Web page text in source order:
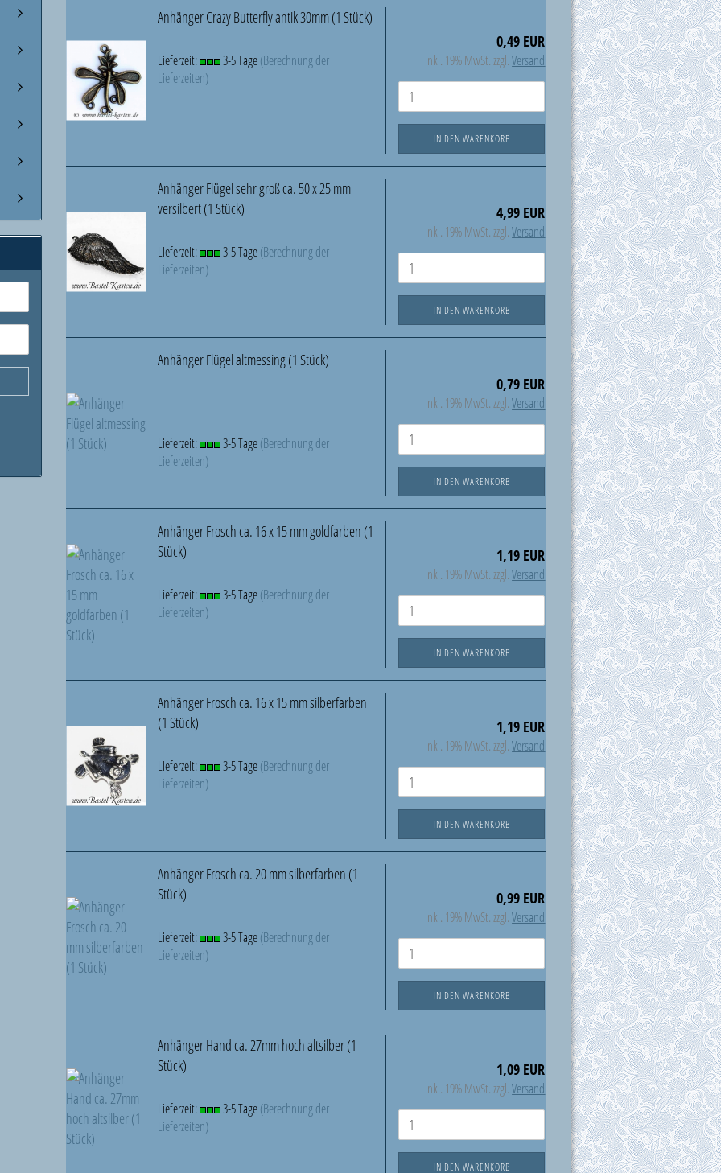
Anhänger Crazy Butterfly antik 30mm (1 Stück)
Lieferzeit: 3-5 Tage(Berechnung der
Lieferzeiten)
0,49 EUR
inkl. 19% MwSt. zzgl.Versand
IN DEN WARENKORB
Anhänger Flügel sehr groß ca. 50 x 25 mm
versilbert (1 Stück)
Lieferzeit: 3-5 Tage(Berechnung der
Lieferzeiten)
4,99 EUR
inkl. 19% MwSt. zzgl.Versand
IN DEN WARENKORB
Anhänger Flügel altmessing (1 Stück)
Lieferzeit: 3-5 Tage(Berechnung der
Lieferzeiten)
0,79 EUR
inkl. 19% MwSt. zzgl.Versand
IN DEN WARENKORB
Anhänger Frosch ca. 16 x 15 mm goldfarben (1
Stück)
Lieferzeit: 3-5 Tage(Berechnung der
Lieferzeiten)
1,19 EUR
inkl. 19% MwSt. zzgl.Versand
IN DEN WARENKORB
Anhänger Frosch ca. 16 x 15 mm silberfarben
(1 Stück)
Lieferzeit: 3-5 Tage(Berechnung der
Lieferzeiten)
1,19 EUR
inkl. 19% MwSt. zzgl.Versand
IN DEN WARENKORB
Anhänger Frosch ca. 20 mm silberfarben (1
Stück)
Lieferzeit: 3-5 Tage(Berechnung der
Lieferzeiten)
0,99 EUR
inkl. 19% MwSt. zzgl.Versand
IN DEN WARENKORB
Anhänger Hand ca. 27mm hoch altsilber (1
Stück)
Lieferzeit: 3-5 Tage(Berechnung der
Lieferzeiten)
1,09 EUR
inkl. 19% MwSt. zzgl.Versand
IN DEN WARENKORB